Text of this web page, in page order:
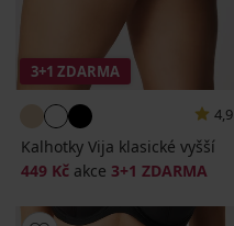
3+1 ZDARMA
4,9
Kalhotky Vija klasické vyšší
449 Kč akce 3+1 ZDARMA